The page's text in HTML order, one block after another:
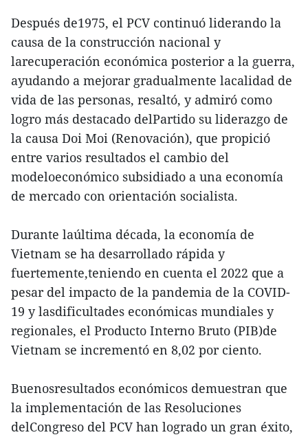
Después de1975, el PCV continuó liderando la
causa de la construcción nacional y
larecuperación económica posterior a la guerra,
ayudando a mejorar gradualmente lacalidad de
vida de las personas, resaltó, y admiró como
logro más destacado delPartido su liderazgo de
la causa Doi Moi (Renovación), que propició
entre varios resultados el cambio del
modeloeconómico subsidiado a una economía
de mercado con orientación socialista.
Durante laúltima década, la economía de
Vietnam se ha desarrollado rápida y
fuertemente,teniendo en cuenta el 2022 que a
pesar del impacto de la pandemia de la COVID-
19 y lasdificultades económicas mundiales y
regionales, el Producto Interno Bruto (PIB)de
Vietnam se incrementó en 8,02 por ciento.
Buenosresultados económicos demuestran que
la implementación de las Resoluciones
delCongreso del PCV han logrado un gran éxito,